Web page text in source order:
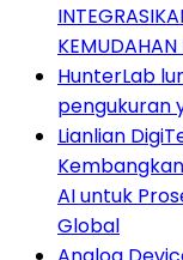
KEMUDAHAN
HunterLab
pengukuran
Lianlian
AI untuk
Global